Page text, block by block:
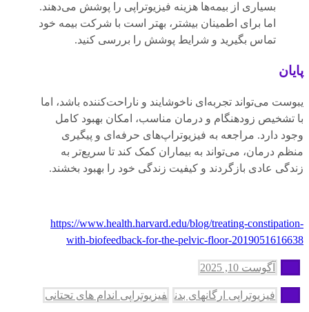
بسیاری از بیمه‌ها هزینه فیزیوتراپی را پوشش می‌دهند.
اما برای اطمینان بیشتر، بهتر است با شرکت بیمه خود
تماس بگیرید و شرایط پوشش را بررسی کنید.
پایان
یبوست می‌تواند تجربه‌ای ناخوشایند و ناراحت‌کننده باشد، اما
با تشخیص زودهنگام و درمان مناسب، امکان بهبود کامل
وجود دارد. مراجعه به فیزیوتراپ‌های حرفه‌ای و پیگیری
منظم درمان، می‌تواند به بیماران کمک کند تا سریع‌تر به
زندگی عادی بازگردند و کیفیت زندگی خود را بهبود بخشند.
https://www.health.harvard.edu/blog/treating-constipation-
with-biofeedback-for-the-pelvic-floor-2019051616638
آگوست 10, 2025
فیزیوتراپی ارگانهای بدن فیزیوتراپی اندام های تحتانی